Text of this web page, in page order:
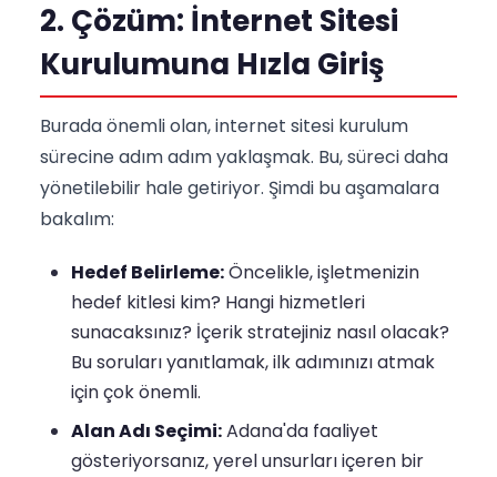
2. Çözüm: İnternet Sitesi
Kurulumuna Hızla Giriş
Burada önemli olan, internet sitesi kurulum
sürecine adım adım yaklaşmak. Bu, süreci daha
yönetilebilir hale getiriyor. Şimdi bu aşamalara
bakalım:
Hedef Belirleme:Öncelikle, işletmenizin
hedef kitlesi kim? Hangi hizmetleri
sunacaksınız? İçerik stratejiniz nasıl olacak?
Bu soruları yanıtlamak, ilk adımınızı atmak
için çok önemli.
Alan Adı Seçimi:Adana'da faaliyet
gösteriyorsanız, yerel unsurları içeren bir